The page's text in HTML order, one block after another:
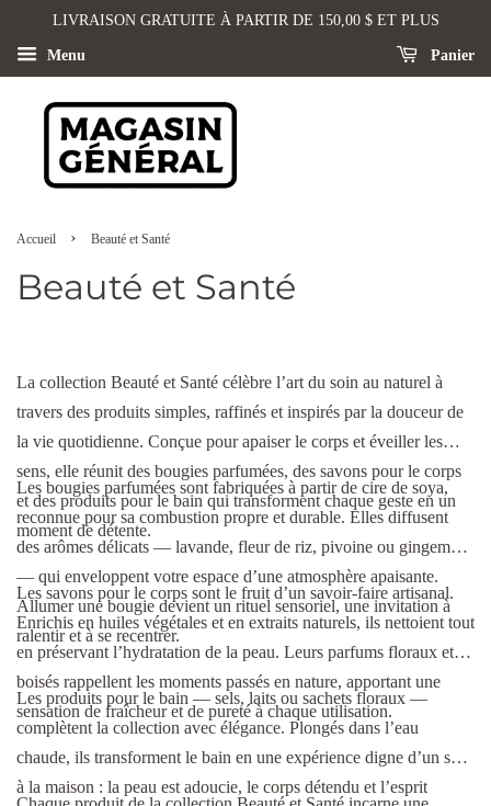
LIVRAISON GRATUITE À PARTIR DE 150,00 $ ET PLUS
Menu Panier
Accueil › Beauté et Santé
Beauté et Santé
La collection Beauté et Santé célèbre l’art du soin au naturel à
travers des produits simples, raffinés et inspirés par la douceur de
la vie quotidienne. Conçue pour apaiser le corps et éveiller les
sens, elle réunit des bougies parfumées, des savons pour le corps
et des produits pour le bain qui transforment chaque geste en un
moment de détente.
Les bougies parfumées sont fabriquées à partir de cire de soya,
reconnue pour sa combustion propre et durable. Elles diffusent
des arômes délicats — lavande, fleur de riz, pivoine ou gingembre
— qui enveloppent votre espace d’une atmosphère apaisante.
Allumer une bougie devient un rituel sensoriel, une invitation à
ralentir et à se recentrer.
Les savons pour le corps sont le fruit d’un savoir-faire artisanal.
Enrichis en huiles végétales et en extraits naturels, ils nettoient tout
en préservant l’hydratation de la peau. Leurs parfums floraux et
boisés rappellent les moments passés en nature, apportant une
sensation de fraîcheur et de pureté à chaque utilisation.
Les produits pour le bain — sels, laits ou sachets floraux —
complètent la collection avec élégance. Plongés dans l’eau
chaude, ils transforment le bain en une expérience digne d’un spa
à la maison : la peau est adoucie, le corps détendu et l’esprit